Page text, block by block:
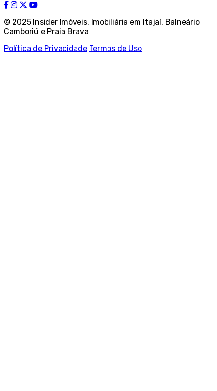
© 2025 Insider Imóveis. Imobiliária em Itajaí, Balneário
Camboriú e Praia Brava
Política de Privacidade Termos de Uso